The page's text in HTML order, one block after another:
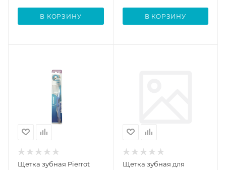
В КОРЗИНУ В КОРЗИНУ
Щетка зубная Pierrot
Щетка зубная для